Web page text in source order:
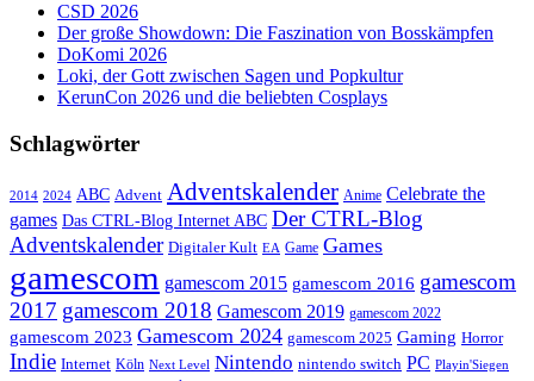
CSD 2026
Der große Showdown: Die Faszination von Bosskämpfen
DoKomi 2026
Loki, der Gott zwischen Sagen und Popkultur
KerunCon 2026 und die beliebten Cosplays
Schlagwörter
2014 2024 ABC Advent Adventskalender Anime Celebrate the
games Das CTRL-Blog Internet ABC Der CTRL-Blog
Adventskalender Digitaler Kult EA Game Games
gamescom gamescom 2015 gamescom 2016 gamescom
2017 gamescom 2018 Gamescom 2019 gamescom 2022
gamescom 2023 Gamescom 2024 gamescom 2025 Gaming Horror
Indie Internet Köln Next Level Nintendo nintendo switch PC Playin'Siegen